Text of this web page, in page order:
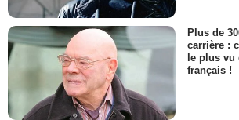
Plus de
carrière :
le plus vu
français !